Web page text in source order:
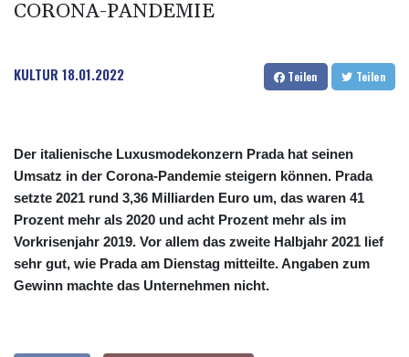
Höhere Trassenpreise: Länder drohen mit Klage
CORONA-PANDEMIE
KULTUR 18.01.2022 Teilen Teilen
Der italienische Luxusmodekonzern Prada hat seinen
Umsatz in der Corona-Pandemie steigern können. Prada
setzte 2021 rund 3,36 Milliarden Euro um, das waren 41
Prozent mehr als 2020 und acht Prozent mehr als im
Vorkrisenjahr 2019. Vor allem das zweite Halbjahr 2021 lief
sehr gut, wie Prada am Dienstag mitteilte. Angaben zum
Gewinn machte das Unternehmen nicht.